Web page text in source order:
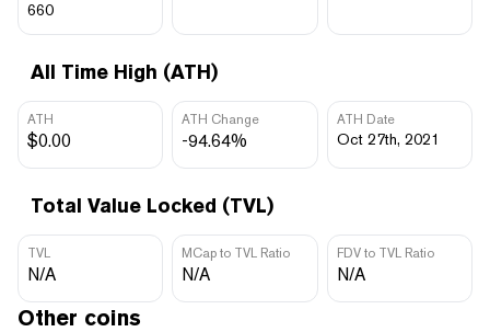
660
All Time High (ATH)
ATH
$0.00
ATH Change
-94.64%
ATH Date
Oct 27th, 2021
Total Value Locked (TVL)
TVL
N/A
MCap to TVL Ratio
N/A
FDV to TVL Ratio
N/A
Other coins